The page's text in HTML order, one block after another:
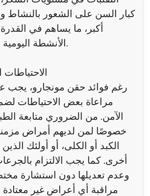
كبار السن على الشعور بالنشاط
أكبر، ما يساهم في
الأنشطة اليومية بسهولة وأمان.
الاحتياطات
رغم فوائد حقن مونجارو، يجب
مراعاة بعض الاحتياطات
الآمن. من الضروري متابعة
خصوصًا لمن لديهم أمراض
الكبد أو الكلى، أو أولئك الذين
أخرى. كما يجب الالتزام
وعدم تعديلها دون استشارة
مراقبة أي أعراض غير معتادة